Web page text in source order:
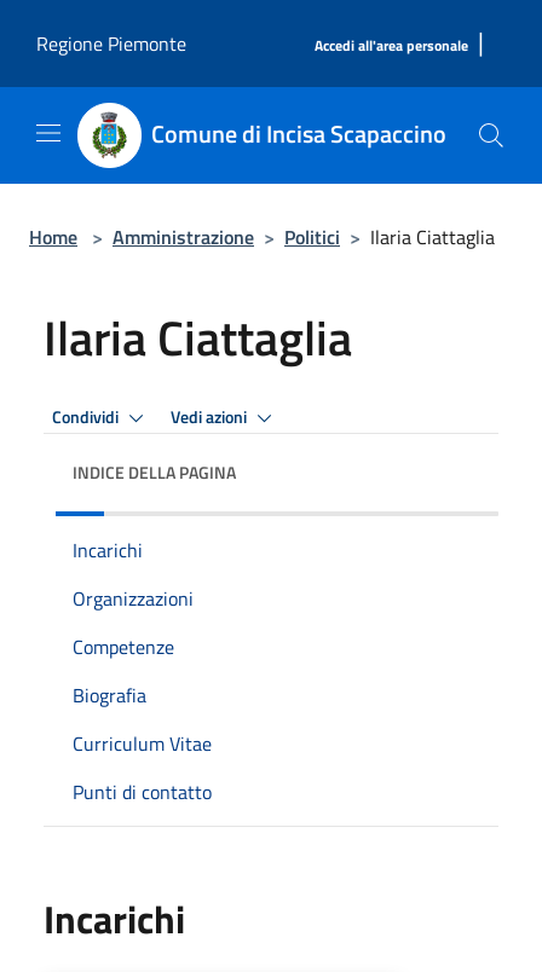
Regione Piemonte
Accedi all'area personale |
Comune di Incisa Scapaccino
Home > Amministrazione > Politici > Ilaria Ciattaglia
Ilaria Ciattaglia
Condividi Vedi azioni
INDICE DELLA PAGINA
Incarichi
Organizzazioni
Competenze
Biografia
Curriculum Vitae
Punti di contatto
Incarichi